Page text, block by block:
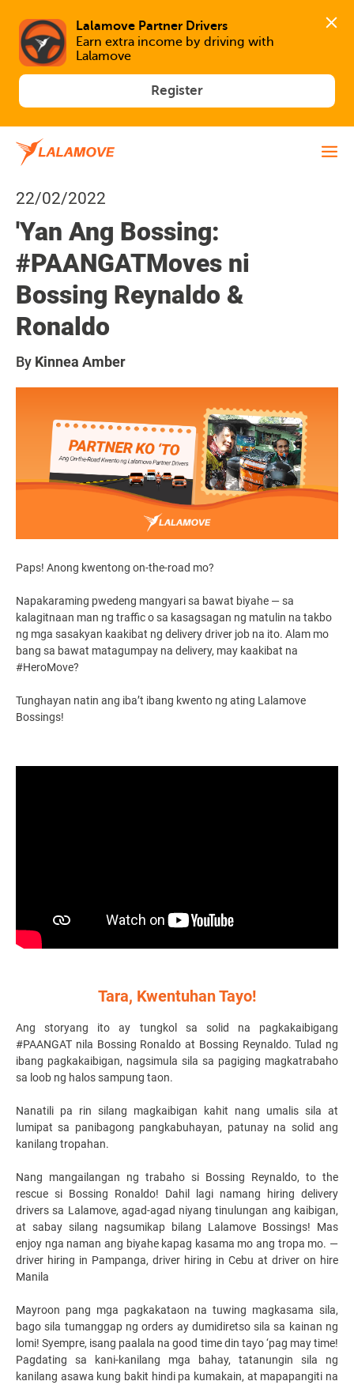
Lalamove Partner Drivers
Earn extra income by driving with
Lalamove
Register
22/02/2022
'Yan Ang Bossing:
#PAANGATMoves ni
Bossing Reynaldo &
Ronaldo
By Kinnea Amber
Paps! Anong kwentong on-the-road mo?
Napakaraming pwedeng mangyari sa bawat biyahe — sa
kalagitnaan man ng traffic o sa kasagsagan ng matulin na takbo
ng mga sasakyan kaakibat ng delivery driver job na ito. Alam mo
bang sa bawat matagumpay na delivery, may kaakibat na
#HeroMove?
Tunghayan natin ang iba’t ibang kwento ng ating Lalamove
Bossings!
Tara, Kwentuhan Tayo!
Ang storyang ito ay tungkol sa solid na pagkakaibigang
#PAANGAT nila Bossing Ronaldo at Bossing Reynaldo. Tulad ng
ibang pagkakaibigan, nagsimula sila sa pagiging magkatrabaho
sa loob ng halos sampung taon.
Nanatili pa rin silang magkaibigan kahit nang umalis sila at
lumipat sa panibagong pangkabuhayan, patunay na solid ang
kanilang tropahan.
Nang mangailangan ng trabaho si Bossing Reynaldo, to the
rescue si Bossing Ronaldo! Dahil lagi namang
hiring delivery
drivers sa Lalamove, agad-agad niyang tinulungan ang kaibigan,
at sabay silang nagsumikap bilang Lalamove Bossings! Mas
enjoy nga naman ang biyahe kapag kasama mo ang tropa mo. —
driver hiring in Pampanga, driver hiring in Cebu at driver on hire
Manila
Mayroon pang mga pagkakataon na tuwing magkasama sila,
bago sila tumanggap ng orders ay dumidiretso sila sa kainan ng
lomi! Syempre, isang paalala na good time din tayo ‘pag may time!
Pagdating sa kani-kanilang mga bahay, tatanungin sila ng
kanilang asawa kung bakit hindi pa kumakain, at mapapangiti na